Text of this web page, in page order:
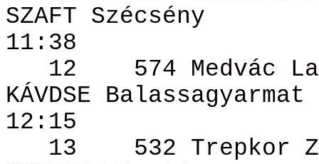
SZAFT Szécsény
11:38
12
574 Medvác
KÁVDSE Balassagyarmat
12:15
13
532 Trepkor